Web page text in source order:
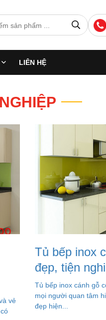
LIÊN HỆ
vẻ
Tủ bếp inox
đẹp, tiện
Tủ bếp inox cánh gỗ
mọi người quan tâm
đẹp hiện...